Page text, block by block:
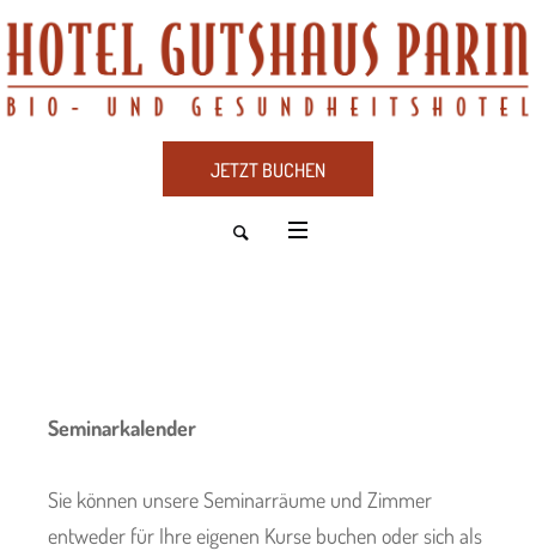
JETZT BUCHEN
Seminarkalender
Sie können unsere Seminarräume und Zimmer
entweder für Ihre eigenen Kurse buchen oder sich als